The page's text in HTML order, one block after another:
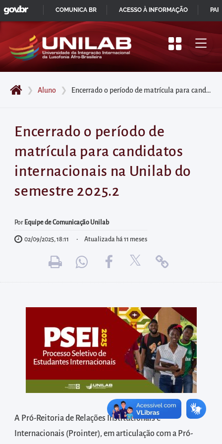
Pular
para
início
do
principal
Acessar
diretamente
menu
principal
diretamente
à
internas
diretamente
informações
postas
no
❯ Aluno ❯ Encerrado o período de matrícula para candidatos internacionais na Unilab do semestre 2025.2
Encerrado o período de
matrícula para candidatos
internacionais na Unilab do
semestre 2025.2
Por Equipe de Comunicação Unilab
02/09/2025, 18:11 Atualizada há 11 meses
A Pró-Reitoria de Relações Institucionais e
Internacionais (Prointer), em articulação com a Pró-
IR
PARA
CONTEÚDO
GOVBR
COMUNICA BR ACESSO À INFORMAÇÃO